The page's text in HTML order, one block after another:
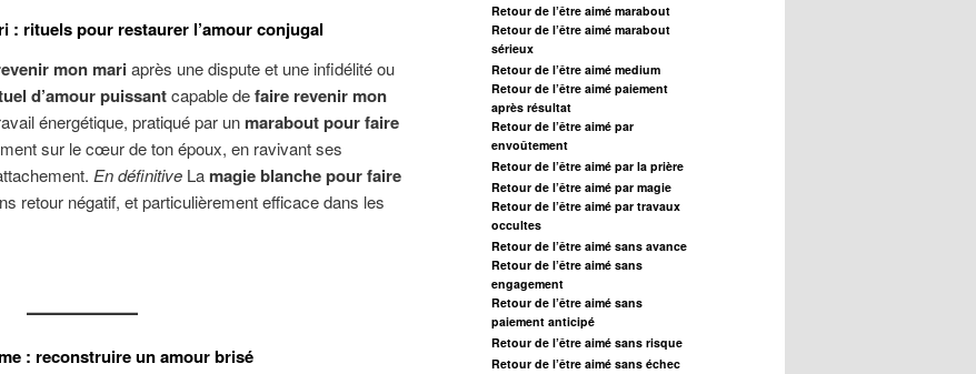
: rituels pour restaurer l’amour conjugal
mon mariaprès une dispute et une infidélité ou
d’amour puissantcapable defaire revenir mon
énergétique, pratiqué par un marabout pour faire
sur le cœur de ton époux, en ravivant ses
En définitive La magie blanche pour faire
retour négatif, et particulièrement efficace dans les
: reconstruire un amour brisé
Retour de l’être aimé marabout
Retour de l’être aimé marabout
sérieux
Retour de l’être aimé medium
Retour de l’être aimé paiement
après résultat
Retour de l’être aimé par
envoûtement
Retour de l’être aimé par la prière
Retour de l’être aimé par magie
Retour de l’être aimé par travaux
occultes
Retour de l’être aimé sans avance
Retour de l’être aimé sans
engagement
Retour de l’être aimé sans
paiement anticipé
Retour de l’être aimé sans risque
Retour de l’être aimé sans échec